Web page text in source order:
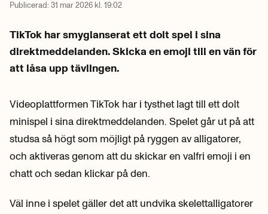
Publicerad: 31 mar 2026 kl. 19:02
TikTok har smyglanserat ett dolt spel i sina
direktmeddelanden. Skicka en emoji till en vän för
att låsa upp tävlingen.
Videoplattformen TikTok har i tysthet lagt till ett dolt
minispel i sina direktmeddelanden. Spelet går ut på att
studsa så högt som möjligt på ryggen av alligatorer,
och aktiveras genom att du skickar en valfri emoji i en
chatt och sedan klickar på den.
Väl inne i spelet gäller det att undvika skelettalligatorer